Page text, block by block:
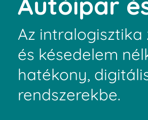
Az
és késedelem
hatékony,
rendszerekbe.